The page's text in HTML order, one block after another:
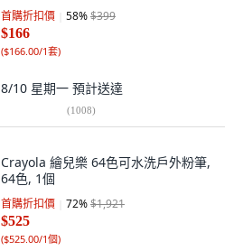
首購折扣價 58%$399
$166
($166.00/1套)
8/10 星期一 預計送達
(1008)
Crayola 繪兒樂 64色可水洗戶外粉筆,
64色, 1個
首購折扣價 72%$1,921
$525
($525.00/1個)